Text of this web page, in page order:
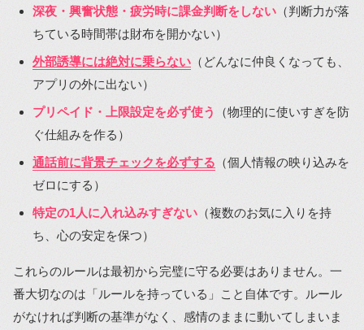
深夜・興奮状態・疲労時に課金判断をしない （判断力が落
ちている時間帯は財布を開かない）
外部誘導には絶対に乗らない （どんなに仲良くなっても、
アプリの外に出ない）
プリペイド・上限設定を必ず使う
（物理的に使いすぎを防
ぐ仕組みを作る）
通話前に背景チェックを必ずする （個人情報の映り込みを
ゼロにする）
特定の1人に入れ込みすぎない （複数のお気に入りを持
ち、心の安定を保つ）
これらのルールは最初から完璧に守る必要はありません。一
番大切なのは「ルールを持っている」こと自体です。ルール
がなければ判断の基準がなく、感情のままに動いてしまいま